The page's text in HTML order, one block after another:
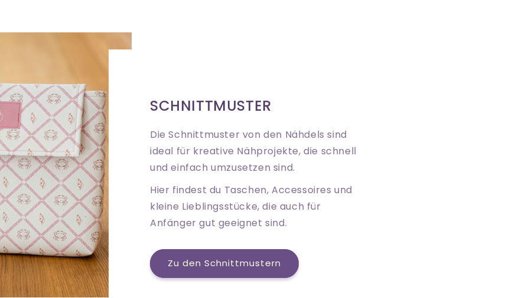
SCHNITTMUSTER
Die Schnittmuster von den Nähdels sind
ideal für kreative Nähprojekte, die schnell
und einfach umzusetzen sind.
Hier findest du Taschen, Accessoires und
kleine Lieblingsstücke, die auch für
Anfänger gut geeignet sind.
Zu den Schnittmustern